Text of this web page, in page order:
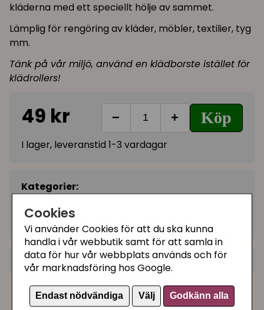
Cookies
Vi använder Cookies för att du ska kunna
handla i vår webbutik samt för att samla in
data för hur vår webbplats används och för
vår marknadsföring hos Google.
Endast nödvändiga Välj Godkänn alla
kläderna med ett speciellt hölje av sammet.
Lämplig för rengöring av kläder, möbler, textilier, tyg
mm.
Tänk på vår miljö, använd en klädborste istället för
klädrollers!
49 kr − + Köp
I lager, leveranstid 1-3 vardagar
Kategorier:
Kläd-, textil- och möbelborstar
Artikelnummer:2329
Recensioner (2)
Moa
för 1 år sedan
★★★★★
Våra kunder köpte även